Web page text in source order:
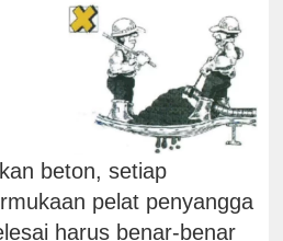
beton, setiap
pelat penyangga
harus benar-benar